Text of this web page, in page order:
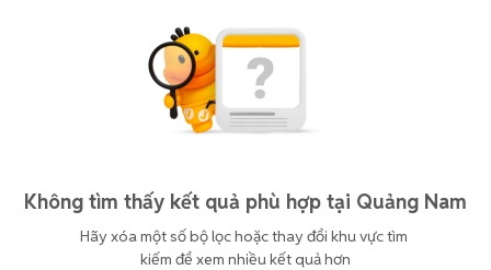
Không tìm thấy kết quả phù hợp tại Quảng Nam
Hãy xóa một số bộ lọc hoặc thay đổi khu vực tìm
kiếm để xem nhiều kết quả hơn